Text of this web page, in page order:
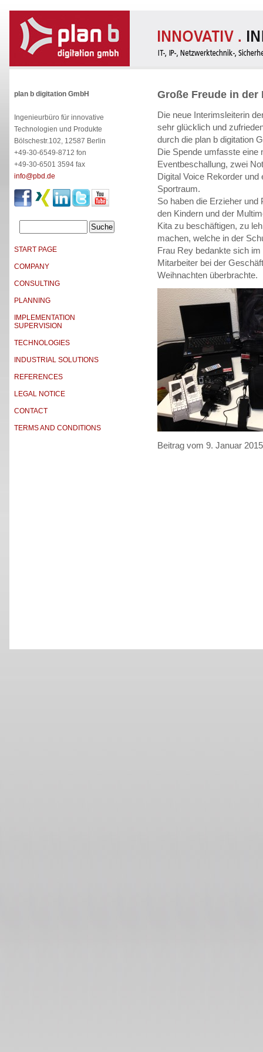
plan b digitation GmbH
Ingenieurbüro für innovative
Technologien und Produkte
Bölschestr.102, 12587 Berlin
+49-30-6549-8712 fon
+49-30-6501 3594 fax
info@pbd.de
START PAGE
COMPANY
CONSULTING
PLANNING
IMPLEMENTATION
SUPERVISION
TECHNOLOGIES
INDUSTRIAL SOLUTIONS
REFERENCES
LEGAL NOTICE
CONTACT
TERMS AND CONDITIONS
Große Freude in
Die neue Interimsleiterin
sehr glücklich und
durch die plan b digitation
Die Spende umfasste eine
Eventbeschallung, zwei
Digital Voice Rekorder
Sportraum.
So haben die Erzieher
den Kindern und der
Kita zu beschäftigen, zu
machen, welche in der
Frau Rey bedankte sich
Mitarbeiter bei der
Weihnachten überbrachte.
Beitrag vom 9. Januar 2015